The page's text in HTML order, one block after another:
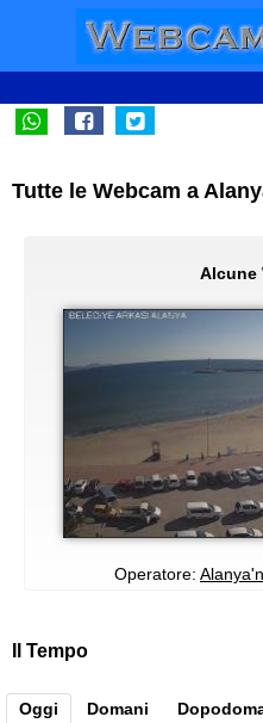
Tutte le Webcam a
Alcune
Operatore:
Il Tempo
Oggi Domani